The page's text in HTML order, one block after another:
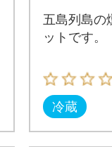
五島列島の
ットです。
冷蔵